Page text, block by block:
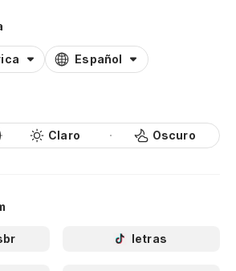
Español
Claro Oscuro
letras